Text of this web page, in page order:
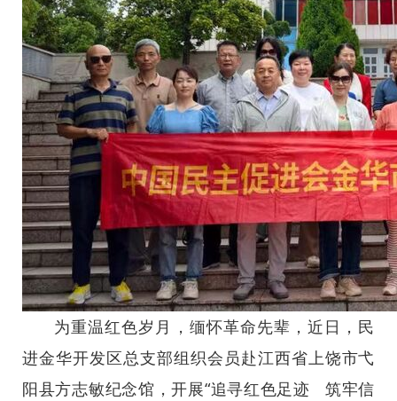
为重温红色岁月，缅怀革命先辈，近日，民
进金华开发区总支部组织会员赴江西省上饶市弋
阳县方志敏纪念馆，开展“追寻红色足迹 筑牢信